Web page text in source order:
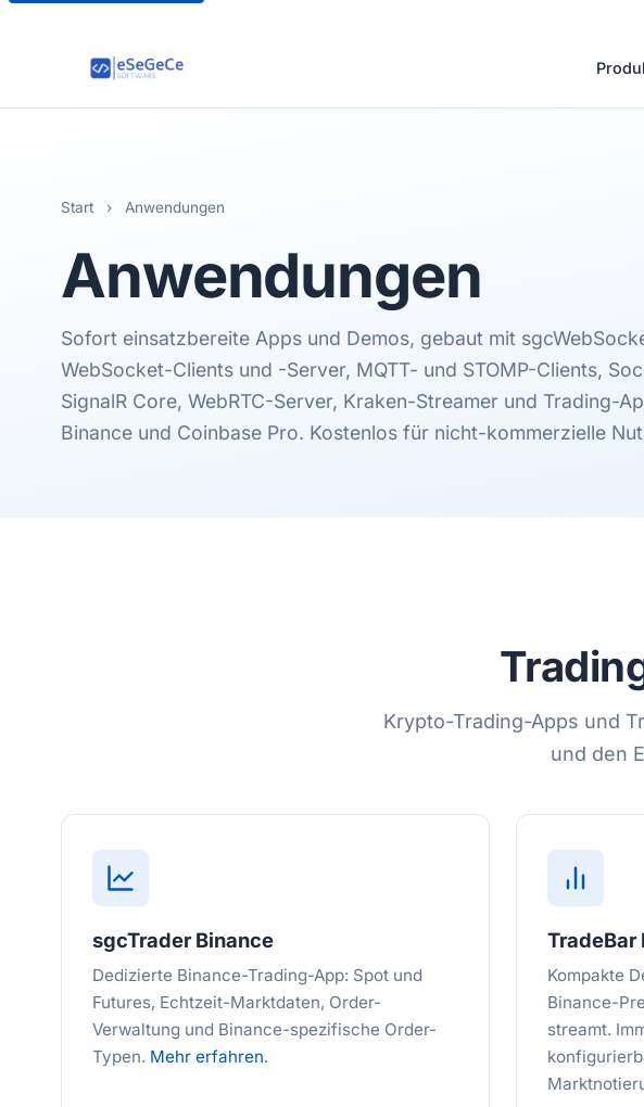
Start › Anwendungen
Anwendungen
Sofort einsatzbereite Apps und Demos, gebaut mit
WebSocket-Clients und -Server, MQTT- und STOMP-Clients,
SignalR Core, WebRTC-Server, Kraken-Streamer und Trading-
Binance und Coinbase Pro. Kostenlos für nicht-kommerzielle
Krypto-Trading-Apps und
und den
sgcTrader Binance
Dedizierte Binance-Trading-App: Spot und
Futures, Echtzeit-Marktdaten, Order-
Verwaltung und Binance-spezifische Order-
Typen. Mehr erfahren.
TradeBar
Kompakte
Binance-
streamt.